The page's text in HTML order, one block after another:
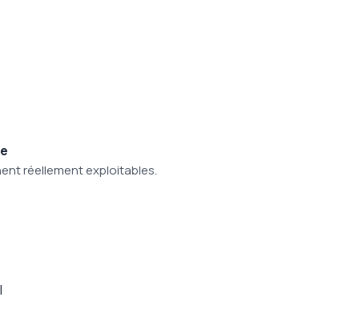
réellement exploitables.